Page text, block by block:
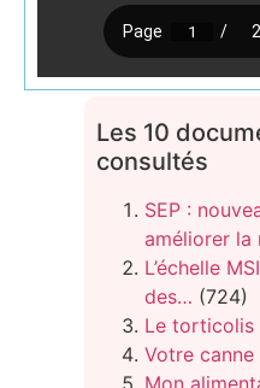
Les 10
consultés
SEP :
améliorer la
L’échelle
des… (724)
Le torticolis
Votre
Mon